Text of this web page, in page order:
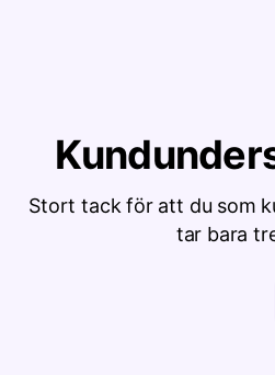
Stort tack för att du som
tar bara